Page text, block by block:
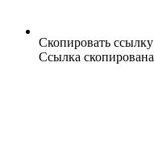
Скопировать ссылку
Ссылка скопирована